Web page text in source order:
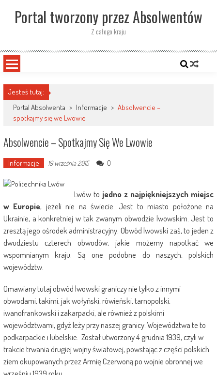
contentPortal tworzony przez Absolwentów
Z całego kraju
Jesteś tutaj:
Portal Absolwenta > Informacje > Absolwencie –
spotkajmy się we Lwowie
Absolwencie – Spotkajmy Się We Lwowie
Informacje 19 września 2015 0
Lwów to jedno z najpiękniejszych miejsc
w Europie, jeżeli nie na świecie. Jest to miasto położone na
Ukrainie, a konkretniej w tak zwanym obwodzie lwowskim. Jest to
zresztą jego ośrodek administracyjny. Obwód lwowski zaś, to jeden z
dwudziestu czterech obwodów, jakie możemy napotkać we
wspomnianym kraju. Są one podobne do naszych, polskich
województw.
Omawiany tutaj obwód lwowski graniczy nie tylko z innymi
obwodami, takimi, jak wołyński, rówieński, tarnopolski,
iwanofrankowski i zakarpacki, ale również z polskimi
województwami, gdyż leży przy naszej granicy. Województwa te to
podkarpackie i lubelskie. Został utworzony 4 grudnia 1939, czyli w
trakcie trwania drugiej wojny światowej, powstając z części polskich
ziem okupowanych przez Armię Czerwoną po wojnie obronnej we